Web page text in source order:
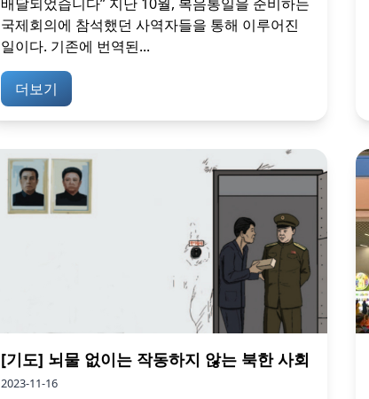
국제회의에 참석했던 사역자들을 통해 이루어진
일이다. 기존에 번역된...
더보기
[기도] 뇌물 없이는 작동하지 않는 북한 사회
2023-11-16